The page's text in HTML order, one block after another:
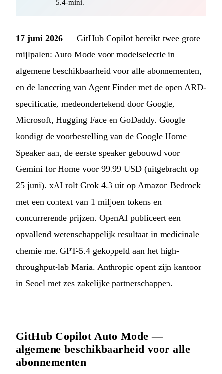
5.4-mini.
17 juni 2026 — GitHub Copilot bereikt twee grote
mijlpalen: Auto Mode voor modelselectie in
algemene beschikbaarheid voor alle abonnementen,
en de lancering van Agent Finder met de open ARD-
specificatie, medeondertekend door Google,
Microsoft, Hugging Face en GoDaddy. Google
kondigt de voorbestelling van de Google Home
Speaker aan, de eerste speaker gebouwd voor
Gemini for Home voor 99,99 USD (uitgebracht op
25 juni). xAI rolt Grok 4.3 uit op Amazon Bedrock
met een context van 1 miljoen tokens en
concurrerende prijzen. OpenAI publiceert een
opvallend wetenschappelijk resultaat in medicinale
chemie met GPT-5.4 gekoppeld aan het high-
throughput-lab Maria. Anthropic opent zijn kantoor
in Seoel met zes zakelijke partnerschappen.
GitHub Copilot Auto Mode —
algemene beschikbaarheid voor alle
abonnementen